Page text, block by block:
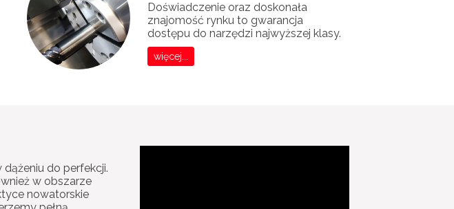
Doświadczenie oraz doskonała
znajomość rynku to gwarancja
dostępu do narzędzi najwyższej klasy.
więcej...
do perfekcji.
w obszarze
nowatorskie